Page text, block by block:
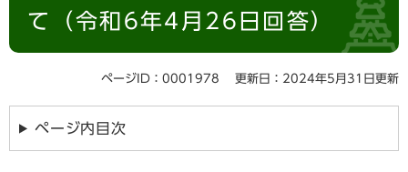
て（令和6年4月26日回答）
ページID：0001978 更新日：2024年5月31日更新
ページ内目次